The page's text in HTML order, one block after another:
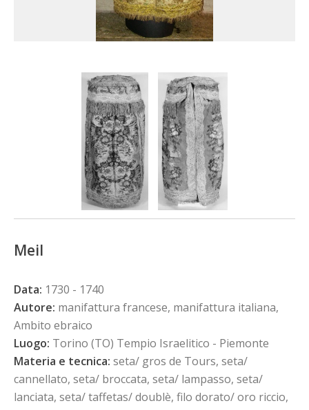
Meil
Data: 1730 - 1740
Autore: manifattura francese, manifattura italiana,
Ambito ebraico
Luogo: Torino (TO) Tempio Israelitico - Piemonte
Materia e tecnica: seta/ gros de Tours, seta/
cannellato, seta/ broccata, seta/ lampasso, seta/
lanciata, seta/ taffetas/ doublè, filo dorato/ oro riccio,